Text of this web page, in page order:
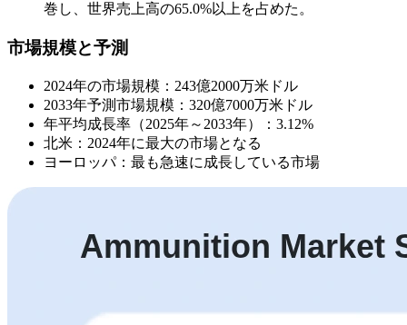
巻し、世界売上高の65.0%以上を占めた。
市場規模と予測
2024年の市場規模：243億2000万米ドル
2033年予測市場規模：320億7000万米ドル
年平均成長率（2025年～2033年）：3.12%
北米：2024年に最大の市場となる
ヨーロッパ：最も急速に成長している市場